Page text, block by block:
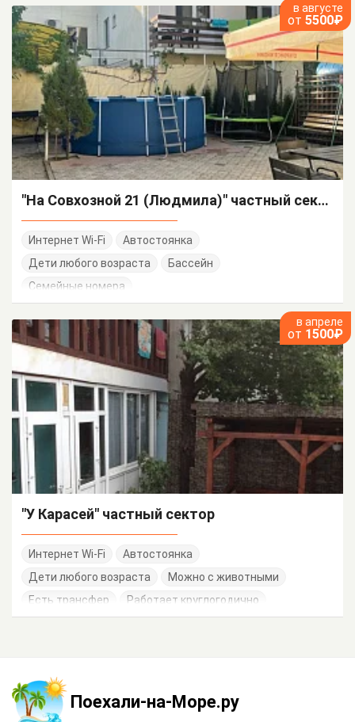
в августе
от 5500₽
"На Совхозной 21 (Людмила)" частный сектор
Интернет Wi-Fi
Автостоянка
Дети любого возраста
Бассейн
Семейные номера
в апреле
от 1500₽
"У Карасей" частный сектор
Интернет Wi-Fi
Автостоянка
Дети любого возраста
Можно с животными
Есть трансфер
Работает круглогодично
Поехали-на-Море.ру